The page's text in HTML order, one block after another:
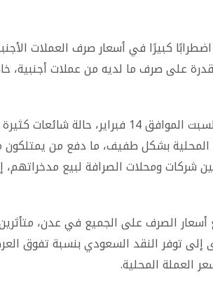
كبيرًا في أسعار صرف العملات
على صرف ما لديه من عملات أجنبية،
وسجلت خلال الساعات القليلة الماضية من يوم السبت الموافق 14
بشكل طفيف، ما دفع من يمتلكون
شركات ومحلات الصرافة لبيع مدخراتهم،
الصرف على الجميع في عدن،
إلى توفر النقد السعودي بنسبة تفوق
العملة المحلية.